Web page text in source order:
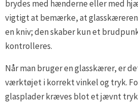
brydes med hænderne eller med
vigtigt at bemærke, at
en kniv; den skaber kun et
kontrolleres.
Når man bruger en glasskærer, er
værktøjet i korrekt vinkel og tryk.
glasplader kræves blot et jævnt